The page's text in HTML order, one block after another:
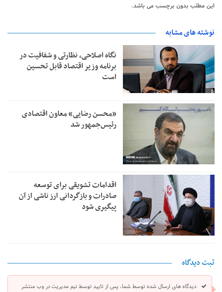
این مطلب بدون برچسب می باشد.
نوشته های مشابه
نگاه اصلاحی، نظارتی و شفافیت در
برنامه وزیر اقتصاد قابل تحسین
است
«محسن رضایی» معاون اقتصادی
رئیس‌جمهور شد
اقدامات تشویقی برای توسعه
صادرات و بازگردانی ارز ناشی از آن
پیگیری شود
ثبت دیدگاه
دیدگاه های ارسال شده توسط شما، پس از تایید توسط تیم مدیریت در وب منتشر